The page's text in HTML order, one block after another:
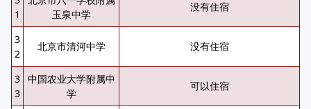
1
玉泉中学
没有住宿
3
2
北京市清河中学 没有住宿
3
3
中国农业大学附属中
学
可以住宿